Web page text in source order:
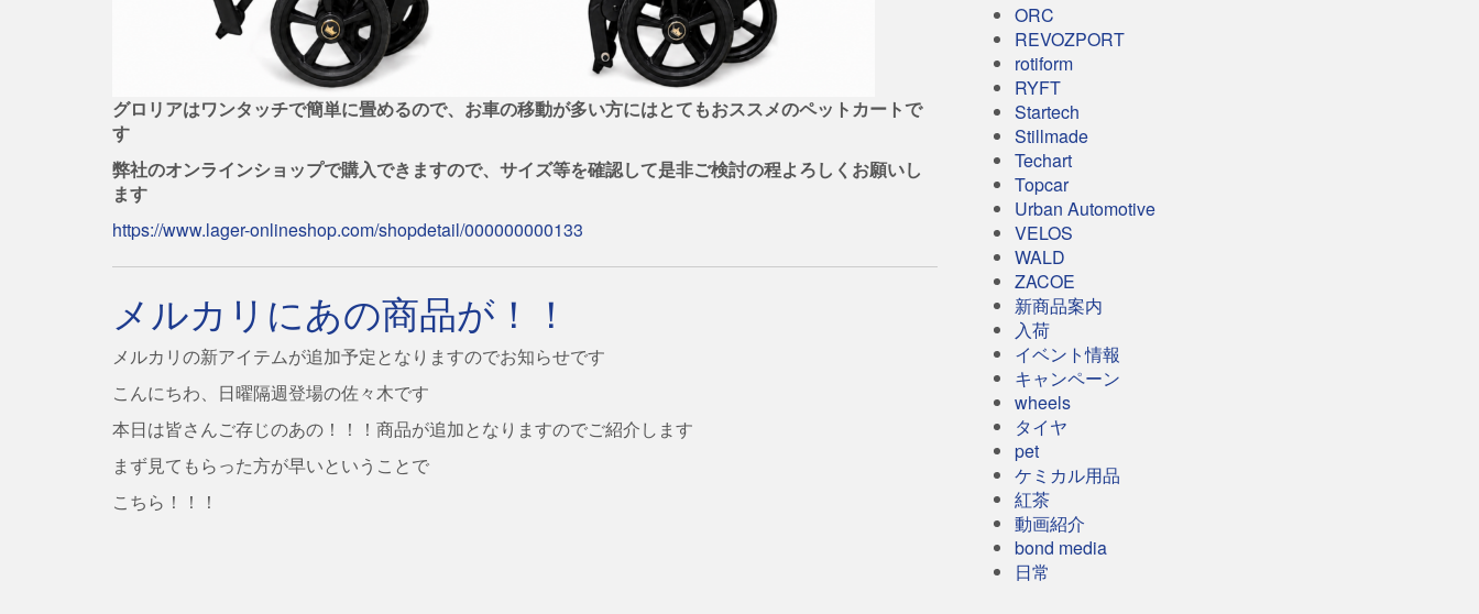
グロリアはワンタッチで簡単に畳めるので、お車の移動が多い方にはとてもおススメのペットカートで
す
弊社のオンラインショップで購入できますので、サイズ等を確認して是非ご検討の程よろしくお願いし
ます
https://www.lager-onlineshop.com/shopdetail/000000000133
メルカリにあの商品が！！
メルカリの新アイテムが追加予定となりますのでお知らせです
こんにちわ、日曜隔週登場の佐々木です
本日は皆さんご存じのあの！！！商品が追加となりますのでご紹介します
まず見てもらった方が早いということで
こちら！！！
ORC
REVOZPORT
rotiform
RYFT
Startech
Stillmade
Techart
Topcar
Urban Automotive
VELOS
WALD
ZACOE
新商品案内
入荷
イベント情報
キャンペーン
wheels
タイヤ
pet
ケミカル用品
紅茶
動画紹介
bond media
日常